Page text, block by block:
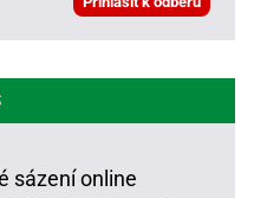
sázení online